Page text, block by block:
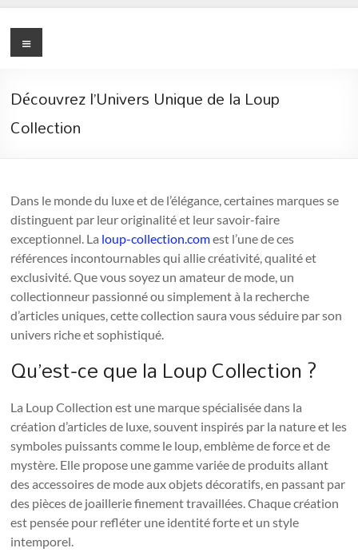
to
content
UTTARAKHAND
METRO
RAIL
URBAN
BUILDING
CONSTRUCTION
CORPORATION
LIMITED
Menu
Découvrez l’Univers Unique de la Loup
Collection
Dans le monde du luxe et de l’élégance, certaines marques se
distinguent par leur originalité et leur savoir-faire
exceptionnel. La loup-collection.comest l’une de ces
références incontournables qui allie créativité, qualité et
exclusivité. Que vous soyez un amateur de mode, un
collectionneur passionné ou simplement à la recherche
d’articles uniques, cette collection saura vous séduire par son
univers riche et sophistiqué.
Qu’est-ce que la Loup Collection ?
La Loup Collection est une marque spécialisée dans la
création d’articles de luxe, souvent inspirés par la nature et les
symboles puissants comme le loup, emblème de force et de
mystère. Elle propose une gamme variée de produits allant
des accessoires de mode aux objets décoratifs, en passant par
des pièces de joaillerie finement travaillées. Chaque création
est pensée pour refléter une identité forte et un style
intemporel.